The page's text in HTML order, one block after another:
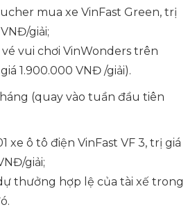
mua xe VinFast Green, trị
giải;
vé vui chơi VinWonders trên
1.900.000 VNĐ /giải).
(quay vào tuần đầu tiên
xe ô tô điện VinFast VF 3, trị giá
giải;
thưởng hợp lệ của tài xế trong